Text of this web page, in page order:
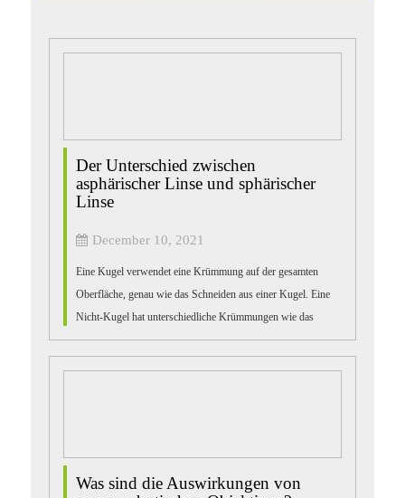
Der Unterschied zwischen
asphärischer Linse und sphärischer
Linse
December 10, 2021
Eine Kugel verwendet eine Krümmung auf der gesamten
Oberfläche, genau wie das Schneiden aus einer Kugel. Eine
Nicht-Kugel hat unterschiedliche Krümmungen wie das
Schneiden aus einer Ellipse. Der Hauptzweck von nicht
Was sind die Auswirkungen von